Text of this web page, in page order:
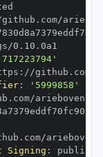
:
:
'5999858'
Signing :